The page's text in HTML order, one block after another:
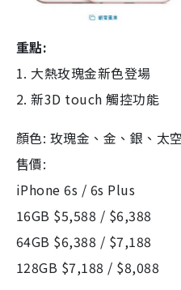
重點:
1. 大熱玫瑰金新色登場
2. 新3D touch 觸控功能
顏色: 玫瑰金、金、銀、太
售價:
iPhone 6s / 6s Plus
16GB $5,588 / $6,388
64GB $6,388 / $7,188
128GB $7,188 / $8,088